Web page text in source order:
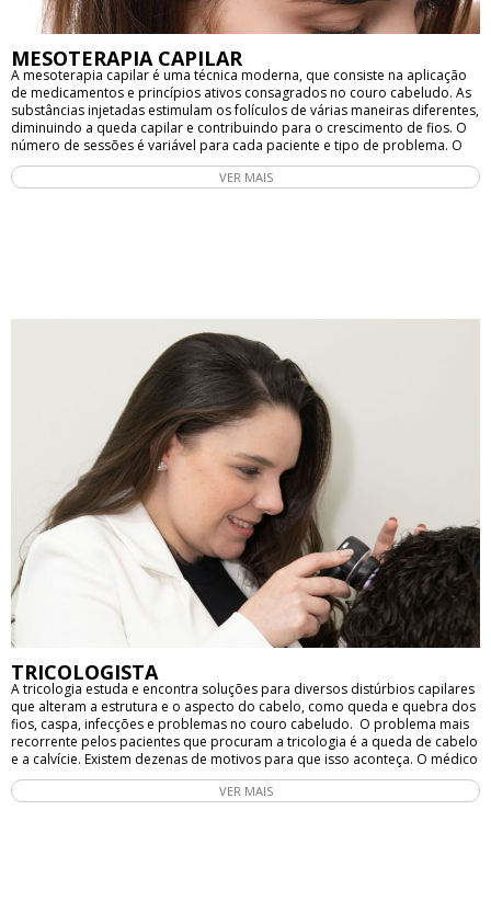
MESOTERAPIA CAPILAR
A mesoterapia capilar é uma técnica moderna, que consiste na aplicação
de medicamentos e princípios ativos consagrados no couro cabeludo. As
substâncias injetadas estimulam os folículos de várias maneiras diferentes,
diminuindo a queda capilar e contribuindo para o crescimento de fios. O
número de sessões é variável para cada paciente e tipo de problema. O
procedimento é realizado através de injeções na pele, sendo que as
substâncias utilizadas podem variar de acordo com as necessidades de
início do tratamento. Os cabelos ficam mais fortes, com menos queda e
maior volume. No entanto, para obter resultados duradouros, é
importante continuar com o tratamento por um período mínimo de seis
meses. É importante destacar que a mesoterapia capilar deve ser
realizada por um profissional qualificado e experiente, garantindo a
segurança e eficácia do procedimento. Além disso, é importante escolher
uma clínica de confiança, que utilize materiais estéreis e de qualidade. Em
resumo, a mesoterapia capilar é um tratamento estético eficaz para
estimular o crescimento de novos fios de cabelo e melhorar a saúde dos
folículos capilares. Com a aplicação de substâncias essenciais para o
cabelo, o tratamento pode ajudar a reduzir a queda de cabelo e melhorar
a aparência e a saúde dos fios.
VER MAIS
TRICOLOGISTA
A tricologia estuda e encontra soluções para diversos distúrbios capilares
que alteram a estrutura e o aspecto do cabelo, como queda e quebra dos
fios, caspa, infecções e problemas no couro cabeludo. O problema mais
recorrente pelos pacientes que procuram a tricologia é a queda de cabelo
e a calvície. Existem dezenas de motivos para que isso aconteça. O médico
tricologista é capaz de identificar a causa e encontrar o tratamento
específico para esse problema. Afinal, a investigação de toda queda de
VER MAIS